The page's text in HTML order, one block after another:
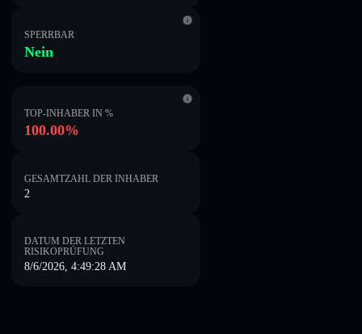
SPERRBAR
Nein
TOP-INHABER IN %
100.00%
GESAMTZAHL DER INHABER
2
DATUM DER LETZTEN
RISIKOPRÜFUNG
8/6/2026, 4:49:28 AM